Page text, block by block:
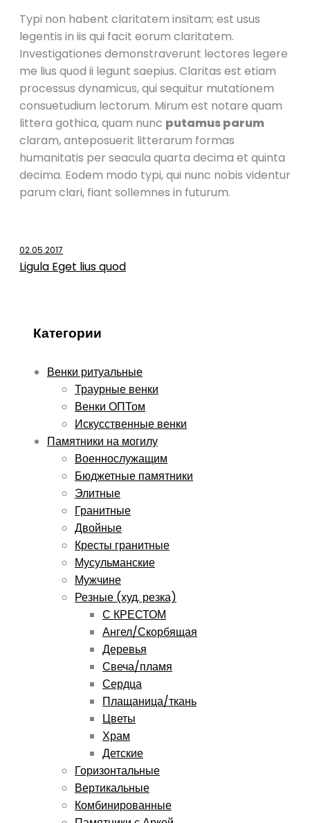
Typi non habent claritatem insitam; est usus
legentis in iis qui facit eorum claritatem.
Investigationes demonstraverunt lectores legere
me lius quod ii legunt saepius. Claritas est etiam
processus dynamicus, qui sequitur mutationem
consuetudium lectorum. Mirum est notare quam
littera gothica, quam nunc putamus parum
claram, anteposuerit litterarum formas
humanitatis per seacula quarta decima et quinta
decima. Eodem modo typi, qui nunc nobis videntur
parum clari, fiant sollemnes in futurum.
02.05.2017
Ligula Eget lius quod
Категории
Венки ритуальные
Траурные венки
Венки ОПТом
Искусственные венки
Памятники на могилу
Военнослужащим
Бюджетные памятники
Элитные
Гранитные
Двойные
Кресты гранитные
Мусульманские
Мужчине
Резные (худ. резка)
С КРЕСТОМ
Ангел/Скорбящая
Деревья
Свеча/пламя
Сердца
Плащаница/ткань
Цветы
Храм
Детские
Горизонтальные
Вертикальные
Комбинированные